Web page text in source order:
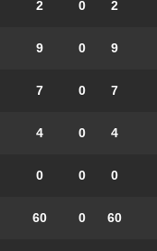
2
0
2
9
0
9
7
0
7
4
0
4
0
0
0
60
0
60